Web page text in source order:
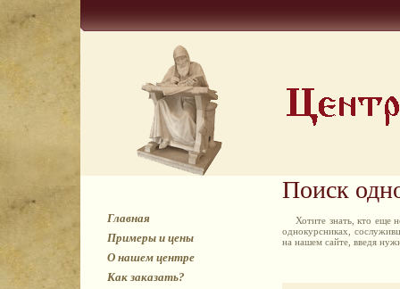
Главная
Примеры и цены
О нашем центре
Как заказать?
Поиск
Хотите знать, кто еще
однокурсниках,
на нашем сайте, введя